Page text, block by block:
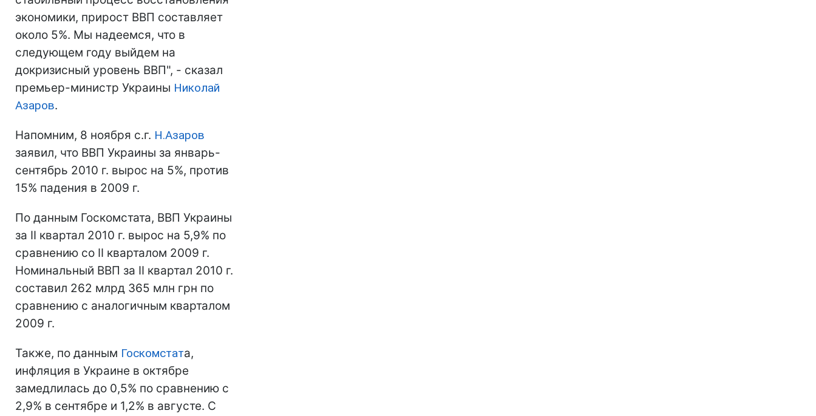
экономики, прирост ВВП составляет
около 5%. Мы надеемся, что в
следующем году выйдем на
докризисный уровень ВВП", - сказал
премьер-министр Украины Николай
Азаров.
Напомним, 8 ноября с.г. Н.Азаров
заявил, что ВВП Украины за январь-
сентябрь 2010 г. вырос на 5%, против
15% падения в 2009 г.
По данным Госкомстата, ВВП Украины
за II квартал 2010 г. вырос на 5,9% по
сравнению со II кварталом 2009 г.
Номинальный ВВП за II квартал 2010 г.
составил 262 млрд 365 млн грн по
сравнению с аналогичным кварталом
2009 г.
Также, по данным Госкомстата,
инфляция в Украине в октябре
замедлилась до 0,5% по сравнению с
2,9% в сентябре и 1,2% в августе. С